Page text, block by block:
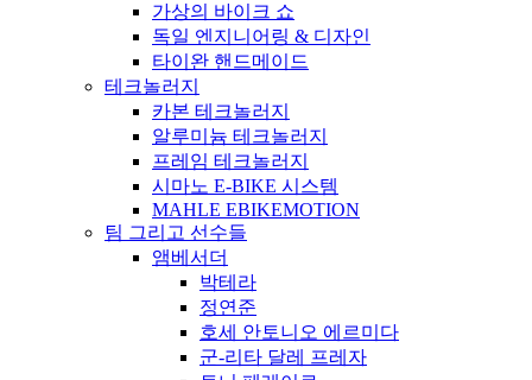
가상의 바이크 쇼
독일 엔지니어링 & 디자인
타이완 핸드메이드
테크놀러지
카본 테크놀러지
알루미늄 테크놀러지
프레임 테크놀러지
시마노 E-BIKE 시스템
MAHLE EBIKEMOTION
팀 그리고 선수들
앰베서더
박테라
정연준
호세 안토니오 에르미다
군-리타 달레 프레자